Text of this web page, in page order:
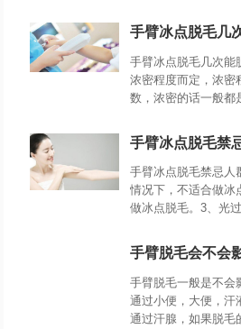
长毛发，同时又不损
手臂冰点脱毛几
手臂冰点脱毛几次能
浓密程度而定，浓密
数，浓密的话一般都
异的。
手臂冰点脱毛禁
手臂冰点脱毛禁忌人群： 1、有炎症、
情况下，不适合做冰
做冰点脱毛。3、光
手臂脱毛会不会
手臂脱毛一般是不会
通过小便，大便，汗
通过汗腺，如果脱毛